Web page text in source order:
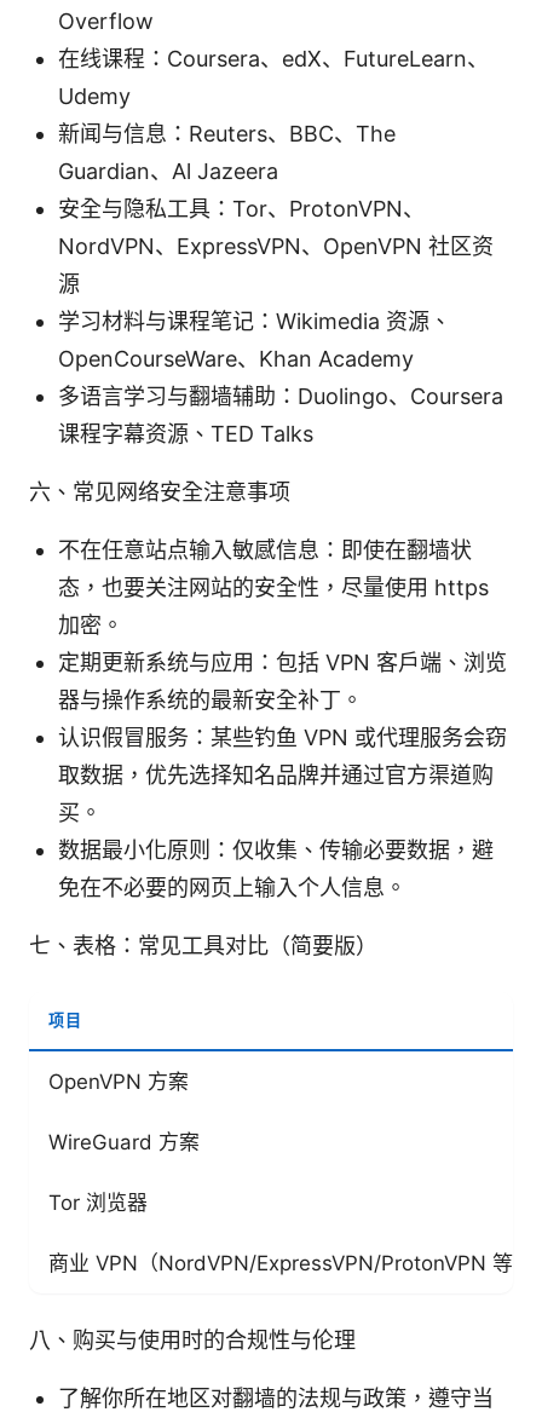
Overflow
在线课程：Coursera、edX、FutureLearn、
Udemy
新闻与信息：Reuters、BBC、The
Guardian、Al Jazeera
安全与隐私工具：Tor、ProtonVPN、
NordVPN、ExpressVPN、OpenVPN 社区资
源
学习材料与课程笔记：Wikimedia 资源、
OpenCourseWare、Khan Academy
多语言学习与翻墙辅助：Duolingo、Coursera
课程字幕资源、TED Talks
六、常见网络安全注意事项
不在任意站点输入敏感信息：即使在翻墙状
态，也要关注网站的安全性，尽量使用 https
加密。
定期更新系统与应用：包括 VPN 客户端、浏览
器与操作系统的最新安全补丁。
认识假冒服务：某些钓鱼 VPN 或代理服务会窃
取数据，优先选择知名品牌并通过官方渠道购
买。
数据最小化原则：仅收集、传输必要数据，避
免在不必要的网页上输入个人信息。
七、表格：常见工具对比（简要版）
项目
OpenVPN 方案
WireGuard 方案
Tor 浏览器
商业 VPN（NordVPN/ExpressVPN/ProtonVPN 等）
八、购买与使用时的合规性与伦理
了解你所在地区对翻墙的法规与政策，遵守当